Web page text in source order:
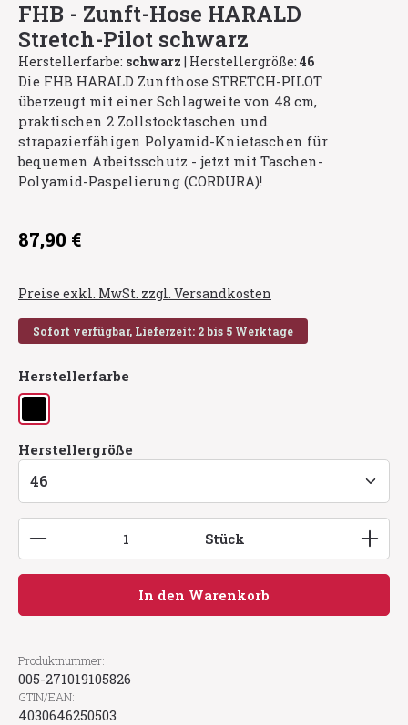
FHB - Zunft-Hose HARALD
Stretch-Pilot schwarz
Herstellerfarbe: schwarz | Herstellergröße: 46
Die FHB HARALD Zunfthose STRETCH-PILOT
überzeugt mit einer Schlagweite von 48 cm,
praktischen 2 Zollstocktaschen und
strapazierfähigen Polyamid-Knietaschen für
bequemen Arbeitsschutz - jetzt mit Taschen-
Polyamid-Paspelierung (CORDURA)!
Regulärer Preis:
87,90 €
Preise exkl. MwSt. zzgl. Versandkosten
Sofort verfügbar, Lieferzeit: 2 bis 5 Werktage
Herstellerfarbe
schwarz
Herstellergröße
Produkt Anzahl: Gib den gewünschten Wert
Stück
In den Warenkorb
Produktnummer:
005-271019105826
GTIN/EAN:
4030646250503